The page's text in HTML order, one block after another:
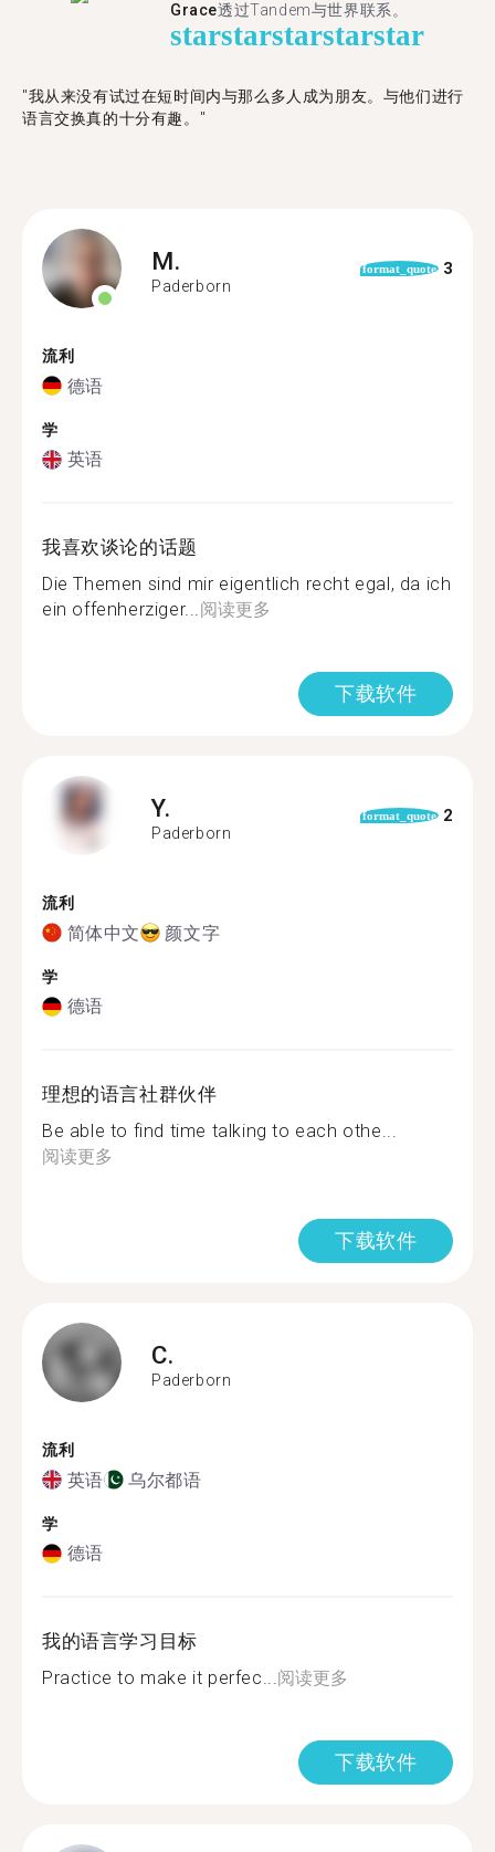
Grace透过Tandem与世界联系。
starstarstarstarstar
"我从来没有试过在短时间内与那么多人成为朋友。与他们进行
语言交换真的十分有趣。"
M.
Paderborn
format_quote 3
流利
德语
学
英语
我喜欢谈论的话题
Die Themen sind mir eigentlich recht egal, da ich
ein offenherziger...阅读更多
下载软件
Y.
Paderborn
format_quote 2
流利
简体中文 颜文字
学
德语
理想的语言社群伙伴
Be able to find time talking to each othe...
阅读更多
下载软件
C.
Paderborn
流利
英语 乌尔都语
学
德语
我的语言学习目标
Practice to make it perfec...阅读更多
下载软件